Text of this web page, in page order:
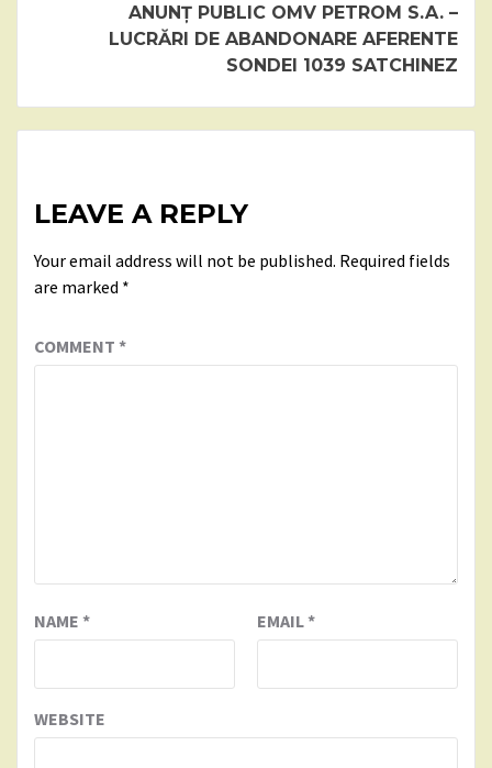
ANUNȚ PUBLIC OMV PETROM S.A. –
LUCRĂRI DE ABANDONARE AFERENTE
SONDEI 1039 SATCHINEZ
LEAVE A REPLY
Your email address will not be published. Required fields
are marked *
COMMENT *
NAME * EMAIL*
WEBSITE